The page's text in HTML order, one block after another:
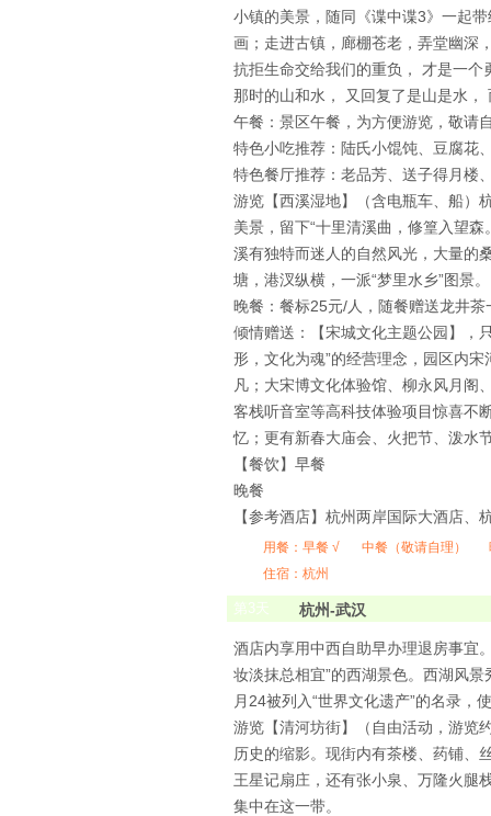
小镇的美景，随同《谍中谍3》一起
画；走进古镇，廊棚苍老，弄堂幽深
抗拒生命交给我们的重负， 才是一
那时的山和水， 又回复了是山是水
午餐：景区午餐，为方便游览，敬请
特色小吃推荐：陆氏小馄饨、豆腐
特色餐厅推荐：老品芳、送子得月
游览【西溪湿地】（含电瓶车、船）
美景，留下“十里清溪曲，修篁入望
溪有独特而迷人的自然风光，大量的
塘，港汊纵横，一派“梦里水乡”图景。
晚餐：餐标25元/人，随餐赠送龙井
倾情赠送：【宋城文化主题公园】，
形，文化为魂”的经营理念，园区内
凡；大宋博文化体验馆、柳永风月阁
客栈听音室等高科技体验项目惊喜不
忆；更有新春大庙会、火把节、泼水
【餐饮】早餐
晚餐
【参考酒店】杭州两岸国际大酒店
用餐： 早餐 √ 中餐（敬请自理）
住宿：杭州
第3天 杭州-武汉
酒店内享用中西自助早办理退房事宜
妆淡抹总相宜”的西湖景色。西湖风
月24被列入“世界文化遗产”的名录，
游览【清河坊街】（自由活动，游览
历史的缩影。现街内有茶楼、药铺、
王星记扇庄，还有张小泉、万隆火腿
集中在这一带。